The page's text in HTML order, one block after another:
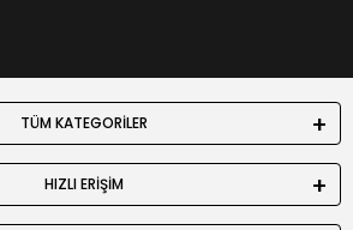
TÜM KATEGORİLER
HIZLI ERİŞİM